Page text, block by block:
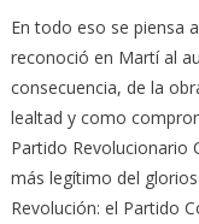
En todo eso se piensa
reconoció en Martí al
consecuencia, de la
lealtad y como
Partido Revolucionario
más legítimo del
Revolución: el Partido